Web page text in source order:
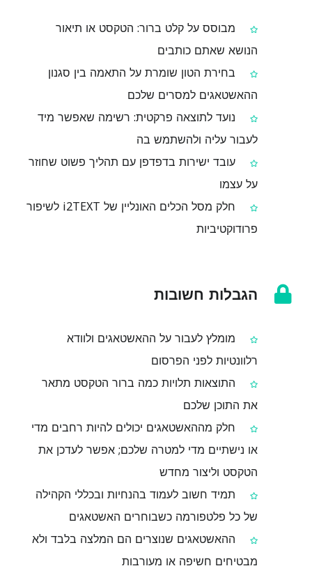
מבוסס על קלט ברור: הטקסט או תיאור
הנושא שאתם כותבים
בחירת הטון שומרת על התאמה בין סגנון
ההאשטאגים למסרים שלכם
נועד לתוצאה פרקטית: רשימה שאפשר מיד
לעבור עליה ולהשתמש בה
עובד ישירות בדפדפן עם תהליך פשוט שחוזר
על עצמו
חלק מסל הכלים האונליין של i2TEXT לשיפור
פרודוקטיביות
הגבלות חשובות
מומלץ לעבור על ההאשטאגים ולוודא
רלוונטיות לפני הפרסום
התוצאות תלויות כמה ברור הטקסט מתאר
את התוכן שלכם
חלק מההאשטאגים יכולים להיות רחבים מדי
או נישתיים מדי למטרה שלכם; אפשר לעדכן את
הטקסט וליצור מחדש
תמיד חשוב לעמוד בהנחיות ובכללי הקהילה
של כל פלטפורמה כשבוחרים האשטאגים
ההאשטאגים שנוצרים הם המלצה בלבד ולא
מבטיחים חשיפה או מעורבות